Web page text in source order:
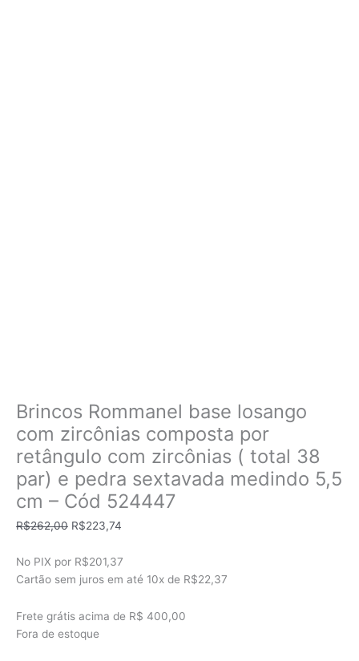
Brincos Rommanel base losango
com zircônias composta por
retângulo com zircônias ( total 38
par) e pedra sextavada medindo 5,5
cm – Cód 524447
R$262,00 O
original
era:
R$223,74
atual
é:
No PIX por R$201,37
Cartão sem juros em até 10x de R$22,37
Frete grátis acima de R$ 400,00
Fora de estoque